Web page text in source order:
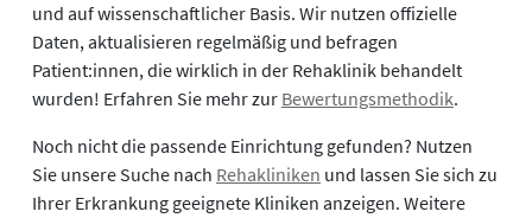
und auf wissenschaftlicher Basis. Wir nutzen offizielle
Daten, aktualisieren regelmäßig und befragen
Patient:innen, die wirklich in der Rehaklinik behandelt
wurden! Erfahren Sie mehr zur Bewertungsmethodik.
Noch nicht die passende Einrichtung gefunden? Nutzen
Sie unsere Suche nach Rehakliniken und lassen Sie sich zu
Ihrer Erkrankung geeignete Kliniken anzeigen. Weitere